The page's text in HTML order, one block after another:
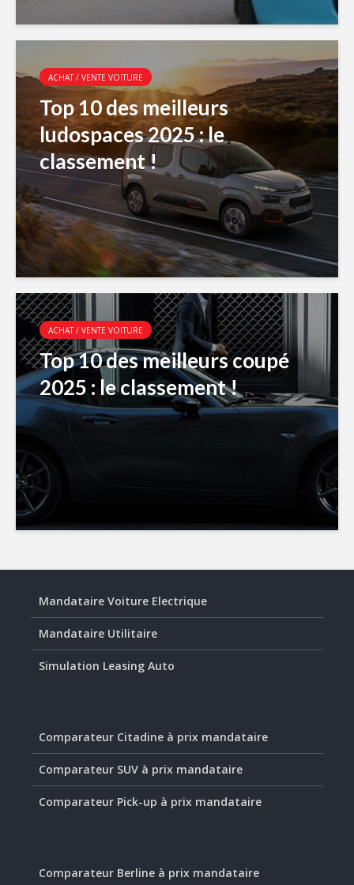
ACHAT / VENTE VOITURE
Top 10 des meilleurs
ludospaces 2025 : le
classement !
ACHAT / VENTE VOITURE
Top 10 des meilleurs coupé
2025 : le classement !
Mandataire Voiture Electrique
Mandataire Utilitaire
Simulation Leasing Auto
Comparateur Citadine à prix mandataire
Comparateur SUV à prix mandataire
Comparateur Pick-up à prix mandataire
Comparateur Berline à prix mandataire